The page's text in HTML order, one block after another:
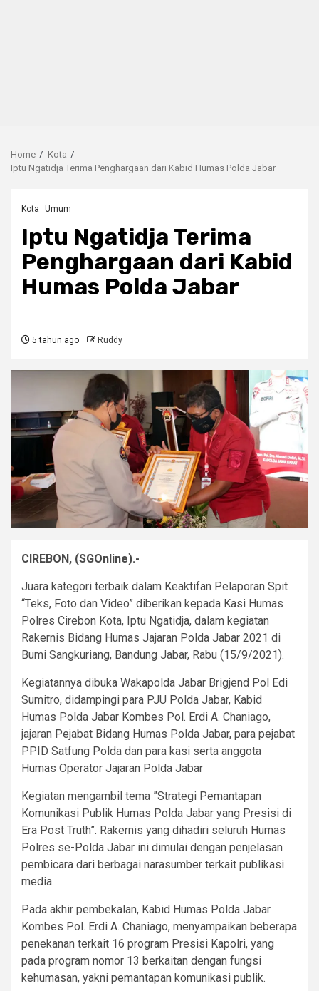
Home
Kota
Iptu Ngatidja Terima Penghargaan dari Kabid Humas Polda Jabar
Kota Umum
Iptu Ngatidja Terima
Penghargaan dari Kabid
Humas Polda Jabar
5 tahun ago Ruddy
CIREBON, (SGOnline).-
Juara kategori terbaik dalam Keaktifan Pelaporan Spit
“Teks, Foto dan Video” diberikan kepada Kasi Humas
Polres Cirebon Kota, Iptu Ngatidja, dalam kegiatan
Rakernis Bidang Humas Jajaran Polda Jabar 2021 di
Bumi Sangkuriang, Bandung Jabar, Rabu (15/9/2021).
Kegiatannya dibuka Wakapolda Jabar Brigjend Pol Edi
Sumitro, didampingi para PJU Polda Jabar, Kabid
Humas Polda Jabar Kombes Pol. Erdi A. Chaniago,
jajaran Pejabat Bidang Humas Polda Jabar, para pejabat
PPID Satfung Polda dan para kasi serta anggota
Humas Operator Jajaran Polda Jabar
Kegiatan mengambil tema ”Strategi Pemantapan
Komunikasi Publik Humas Polda Jabar yang Presisi di
Era Post Truth”. Rakernis yang dihadiri seluruh Humas
Polres se-Polda Jabar ini dimulai dengan penjelasan
pembicara dari berbagai narasumber terkait publikasi
media.
Pada akhir pembekalan, Kabid Humas Polda Jabar
Kombes Pol. Erdi A. Chaniago, menyampaikan beberapa
penekanan terkait 16 program Presisi Kapolri, yang
pada program nomor 13 berkaitan dengan fungsi
kehumasan, yakni pemantapan komunikasi publik.